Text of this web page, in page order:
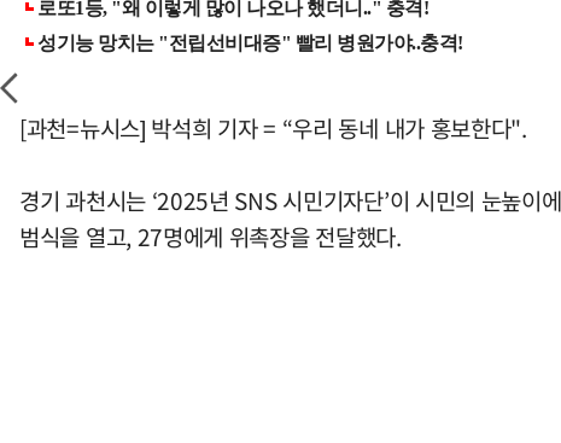
[과천=뉴시스] 박석희 기자 = “우리 동네 내가 홍보한다".
경기 과천시는 ‘2025년 SNS 시민기자단’이 시민의 눈높
범식을 열고, 27명에게 위촉장을 전달했다.